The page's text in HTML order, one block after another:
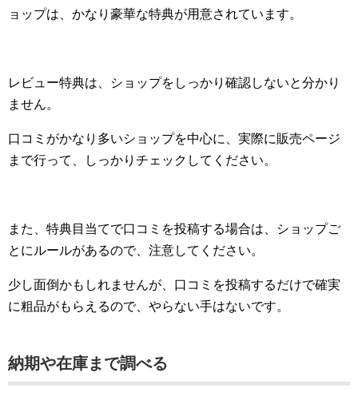
ョップは、かなり豪華な特典が用意されています。
レビュー特典は、ショップをしっかり確認しないと分かり
ません。
口コミがかなり多いショップを中心に、実際に販売ページ
まで行って、しっかりチェックしてください。
また、特典目当てで口コミを投稿する場合は、ショップご
とにルールがあるので、注意してください。
少し面倒かもしれませんが、口コミを投稿するだけで確実
に粗品がもらえるので、やらない手はないです。
納期や在庫まで調べる